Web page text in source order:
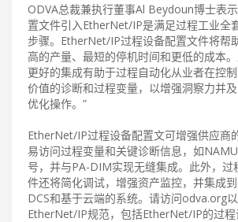
ODVA总裁兼执行董事Al Beydoun博士表
置文件引入EtherNet/IP是满足过程工业全
步骤。EtherNet/IP过程设备配置文件将帮
高的产量、最短的停机时间和更低的成本
更好的集成有助于过程自动化从业者在控
价值的诊断和过程变量，以增强洞察力并
优化操作。”
EtherNet/IP过程设备配置文可增强供应商
易访问过程变量和关键诊断信息，如
号，并与PA-DIM实现无缝集成。此外，过
件还将简化调试，增强资产监控，并集成到
DCS和基于云端的系统。请访问odva.org
EtherNet/IP规范，包括EtherNet/IP的过程